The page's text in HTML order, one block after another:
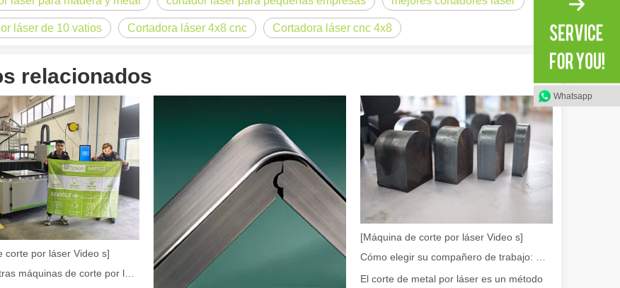
de fibra están revolucionando la fabricación de tuberías En el mundo en rápida evolución de la fabricación de metales, la eficiencia
láser de 10 vatios Cortadora láser 4x8 cnc Cortadora láser cnc 4x8
relacionados
corte por láser Video s]
[Máquina de corte por láser Video s]
Cómo elegir su compañero de trabajo: máquina de corte por láser
El corte de metal por láser es un método
Whatsapp